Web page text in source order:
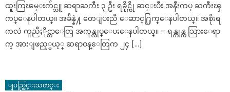
ထူးကြၽမ္းက်င္သူ ဆရာႀကီး ၃ ဦး ရခိုင္ကို ဆင္းပီး အနီးကပ္ ႀကီးၾ
ကပ္ေနပါတယ္။ အခ်ိန္နဲ႔ တေျပးညီ ေဆာင္႐ြက္ေနပါတယ္။ အစိုးရ
ကလဲ ကူညီႏိုင္တာေတြ အကုန္လုပ္ေပးေနပါတယ္။ – ရန္ကုန္က သြားေရာ
က္ အားျဖည့္မယ့္ ဆရာဝန္ေတြက ၂၄ […]
ျပည္တြင္းသတင္း